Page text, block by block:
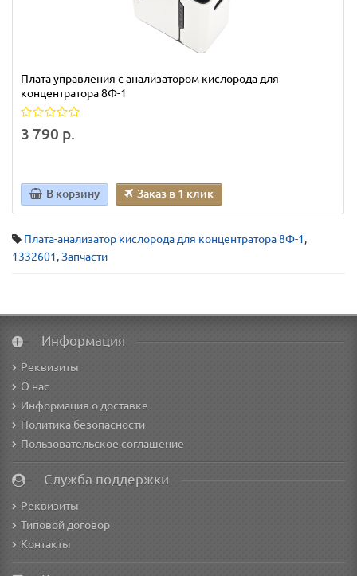
Плата управления с анализатором кислорода для
концентратора 8Ф-1
3 790 р.
В корзину Заказ в 1 клик
Плата-анализатор кислорода для концентратора 8Ф-1,
1332601,Запчасти
Информация
Реквизиты
О нас
Информация о доставке
Политика безопасности
Пользовательское соглашение
Служба поддержки
Реквизиты
Типовой договор
Контакты